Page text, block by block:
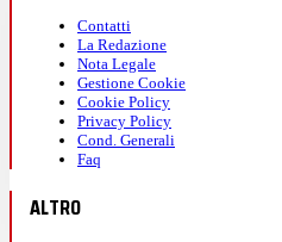
Contatti
La Redazione
Nota Legale
Gestione Cookie
Cookie Policy
Privacy Policy
Cond. Generali
Faq
ALTRO